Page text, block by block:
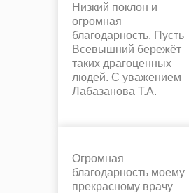
Низкий поклон и
огромная
благодарность. Пусть
Всевышний бережёт
таких драгоценных
людей. С уважением
Лабазанова Т.А.
Огромная
благодарность моему
прекрасному врачу